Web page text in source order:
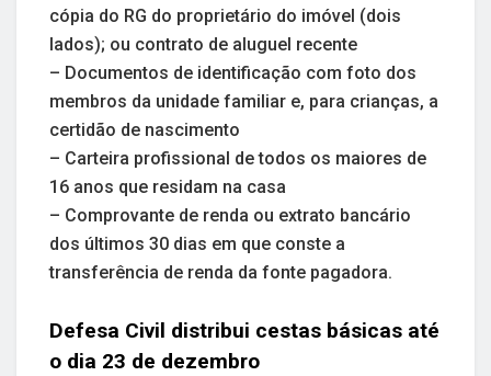
cópia do RG do proprietário do imóvel (dois
lados); ou contrato de aluguel recente
– Documentos de identificação com foto dos
membros da unidade familiar e, para crianças, a
certidão de nascimento
– Carteira profissional de todos os maiores de
16 anos que residam na casa
– Comprovante de renda ou extrato bancário
dos últimos 30 dias em que conste a
transferência de renda da fonte pagadora.
Defesa Civil distribui cestas básicas até
o dia 23 de dezembro